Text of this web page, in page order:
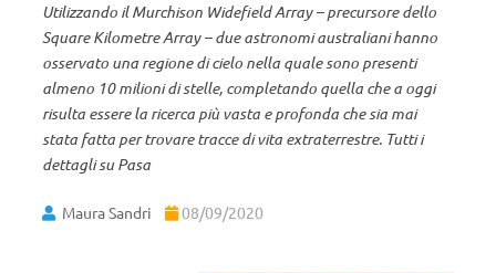
Utilizzando il Murchison Widefield Array – precursore dello
Square Kilometre Array – due astronomi australiani hanno
osservato una regione di cielo nella quale sono presenti
almeno 10 milioni di stelle, completando quella che a oggi
risulta essere la ricerca più vasta e profonda che sia mai
stata fatta per trovare tracce di vita extraterrestre. Tutti i
dettagli su Pasa
Maura Sandri 08/09/2020